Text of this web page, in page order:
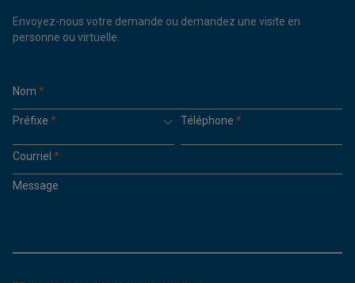
Envoyez-nous votre demande ou demandez une visite en
personne ou virtuelle.
Nom *
Préfixe * Téléphone *
Courriel *
Message